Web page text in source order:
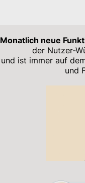
Monatlich neue
der Nutzer-
und ist immer auf
und